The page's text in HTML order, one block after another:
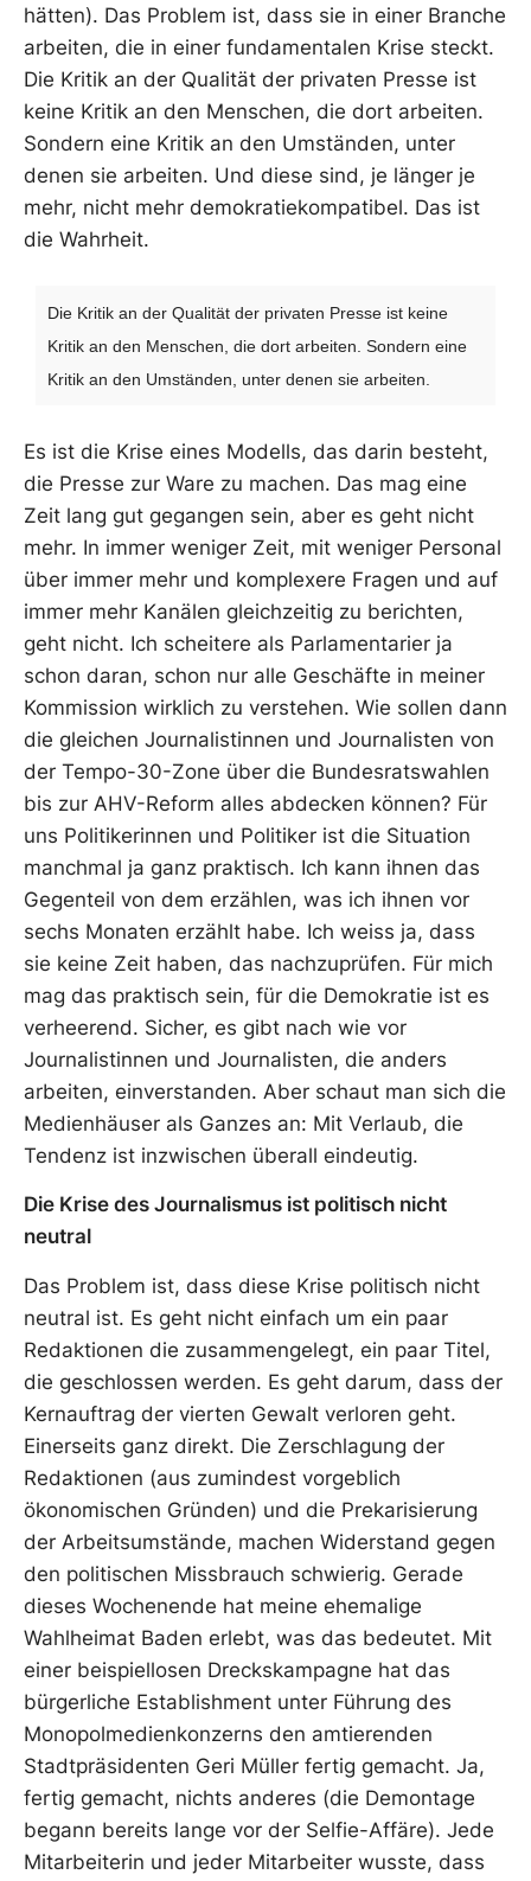
hätten). Das Problem ist, dass sie in einer Branche
arbeiten, die in einer fundamentalen Krise steckt.
Die Kritik an der Qualität der privaten Presse ist
keine Kritik an den Menschen, die dort arbeiten.
Sondern eine Kritik an den Umständen, unter
denen sie arbeiten. Und diese sind, je länger je
mehr, nicht mehr demokratiekompatibel. Das ist
die Wahrheit.
Die Kritik an der Qualität der privaten Presse ist keine
Kritik an den Menschen, die dort arbeiten. Sondern eine
Kritik an den Umständen, unter denen sie arbeiten.
Es ist die Krise eines Modells, das darin besteht,
die Presse zur Ware zu machen. Das mag eine
Zeit lang gut gegangen sein, aber es geht nicht
mehr. In immer weniger Zeit, mit weniger Personal
über immer mehr und komplexere Fragen und auf
immer mehr Kanälen gleichzeitig zu berichten,
geht nicht. Ich scheitere als Parlamentarier ja
schon daran, schon nur alle Geschäfte in meiner
Kommission wirklich zu verstehen. Wie sollen dann
die gleichen Journalistinnen und Journalisten von
der Tempo-30-Zone über die Bundesratswahlen
bis zur AHV-Reform alles abdecken können? Für
uns Politikerinnen und Politiker ist die Situation
manchmal ja ganz praktisch. Ich kann ihnen das
Gegenteil von dem erzählen, was ich ihnen vor
sechs Monaten erzählt habe. Ich weiss ja, dass
sie keine Zeit haben, das nachzuprüfen. Für mich
mag das praktisch sein, für die Demokratie ist es
verheerend. Sicher, es gibt nach wie vor
Journalistinnen und Journalisten, die anders
arbeiten, einverstanden. Aber schaut man sich die
Medienhäuser als Ganzes an: Mit Verlaub, die
Tendenz ist inzwischen überall eindeutig.
Die Krise des Journalismus ist politisch nicht
neutral
Das Problem ist, dass diese Krise politisch nicht
neutral ist. Es geht nicht einfach um ein paar
Redaktionen die zusammengelegt, ein paar Titel,
die geschlossen werden. Es geht darum, dass der
Kernauftrag der vierten Gewalt verloren geht.
Einerseits ganz direkt. Die Zerschlagung der
Redaktionen (aus zumindest vorgeblich
ökonomischen Gründen) und die Prekarisierung
der Arbeitsumstände, machen Widerstand gegen
den politischen Missbrauch schwierig. Gerade
dieses Wochenende hat meine ehemalige
Wahlheimat Baden erlebt, was das bedeutet. Mit
einer beispiellosen Dreckskampagne hat das
bürgerliche Establishment unter Führung des
Monopolmedienkonzerns den amtierenden
Stadtpräsidenten Geri Müller fertig gemacht. Ja,
fertig gemacht, nichts anderes (die Demontage
begann bereits lange vor der Selfie-Affäre). Jede
Mitarbeiterin und jeder Mitarbeiter wusste, dass